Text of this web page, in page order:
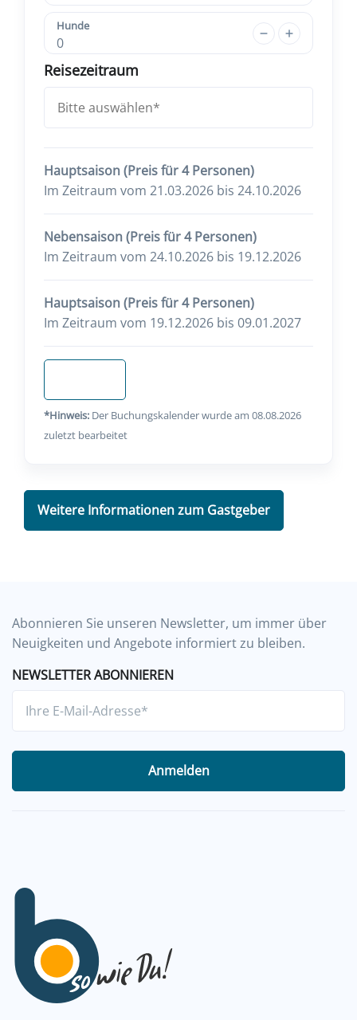
Hunde
0
Reisezeitraum
Hauptsaison (Preis für 4 Personen)
Im Zeitraum vom 21.03.2026 bis 24.10.2026
Nebensaison (Preis für 4 Personen)
Im Zeitraum vom 24.10.2026 bis 19.12.2026
Hauptsaison (Preis für 4 Personen)
Im Zeitraum vom 19.12.2026 bis 09.01.2027
*Hinweis: Der Buchungskalender wurde am 08.08.2026
zuletzt bearbeitet
Weitere Informationen zum Gastgeber
Abonnieren Sie unseren Newsletter, um immer über
Neuigkeiten und Angebote informiert zu bleiben.
NEWSLETTER ABONNIEREN
Anmelden